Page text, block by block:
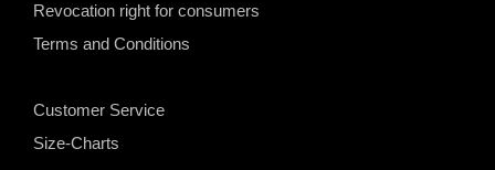
Revocation right for consumers
Terms and Conditions
Customer Service
Size-Charts